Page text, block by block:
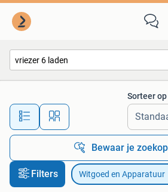
Alle afstanden…
Sorteer op
Bewaar je
Filters Witgoed en Apparatuur